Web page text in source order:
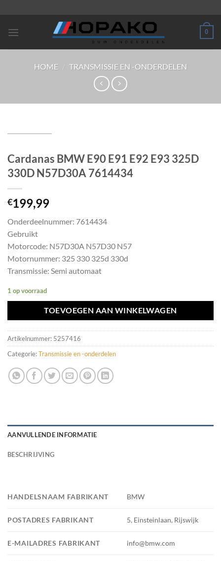
inhoud
0
HOME / TRANSMISSIE EN -ONDERDELEN
Cardanas BMW E90 E91 E92 E93 325D
330D N57D30A 7614434
€199,99
Onderdeelnummer: 7614434
Gebruikt
Motorcode: N57D30A N57D30 N57
Motornummer: 325 330 325d 330d
Transmissie: Semi automaat
1 op voorraad
TOEVOEGEN AAN WINKELWAGEN
Artikelnummer: 5257416
Categorie:Transmissie en -onderdelen
AANVULLENDE INFORMATIE
BESCHRIJVING
HANDELSNAAM FABRIKANT BMW
POSTADRES FABRIKANT 5, Einsteinlaan, Rijswijk
E-MAILADRES FABRIKANT info@bmw.com